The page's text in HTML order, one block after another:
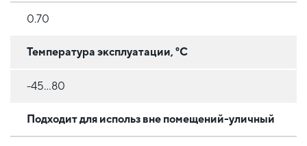
0.70
Температура эксплуатации, °C
-45...80
Подходит для использ вне помещений-уличный